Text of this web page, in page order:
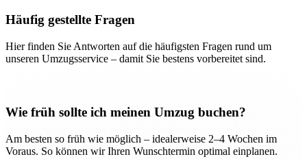
Häufig gestellte Fragen
Hier finden Sie Antworten auf die häufigsten Fragen rund um
unseren Umzugsservice – damit Sie bestens vorbereitet sind.
Wie früh sollte ich meinen Umzug buchen?
Am besten so früh wie möglich – idealerweise 2–4 Wochen im
Voraus. So können wir Ihren Wunschtermin optimal einplanen.